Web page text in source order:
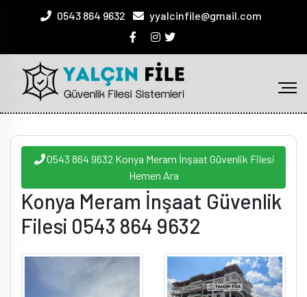
0543 864 9632 yyalcinfile@gmail.com
0543 864 9632 Konya Meram İnşaat Güvenlik Filesi
Hemen Ara
Konya Meram İnşaat Güvenlik
Filesi 0543 864 9632